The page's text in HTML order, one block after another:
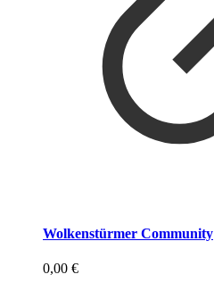
Wolkenstürmer Community
0,00 €